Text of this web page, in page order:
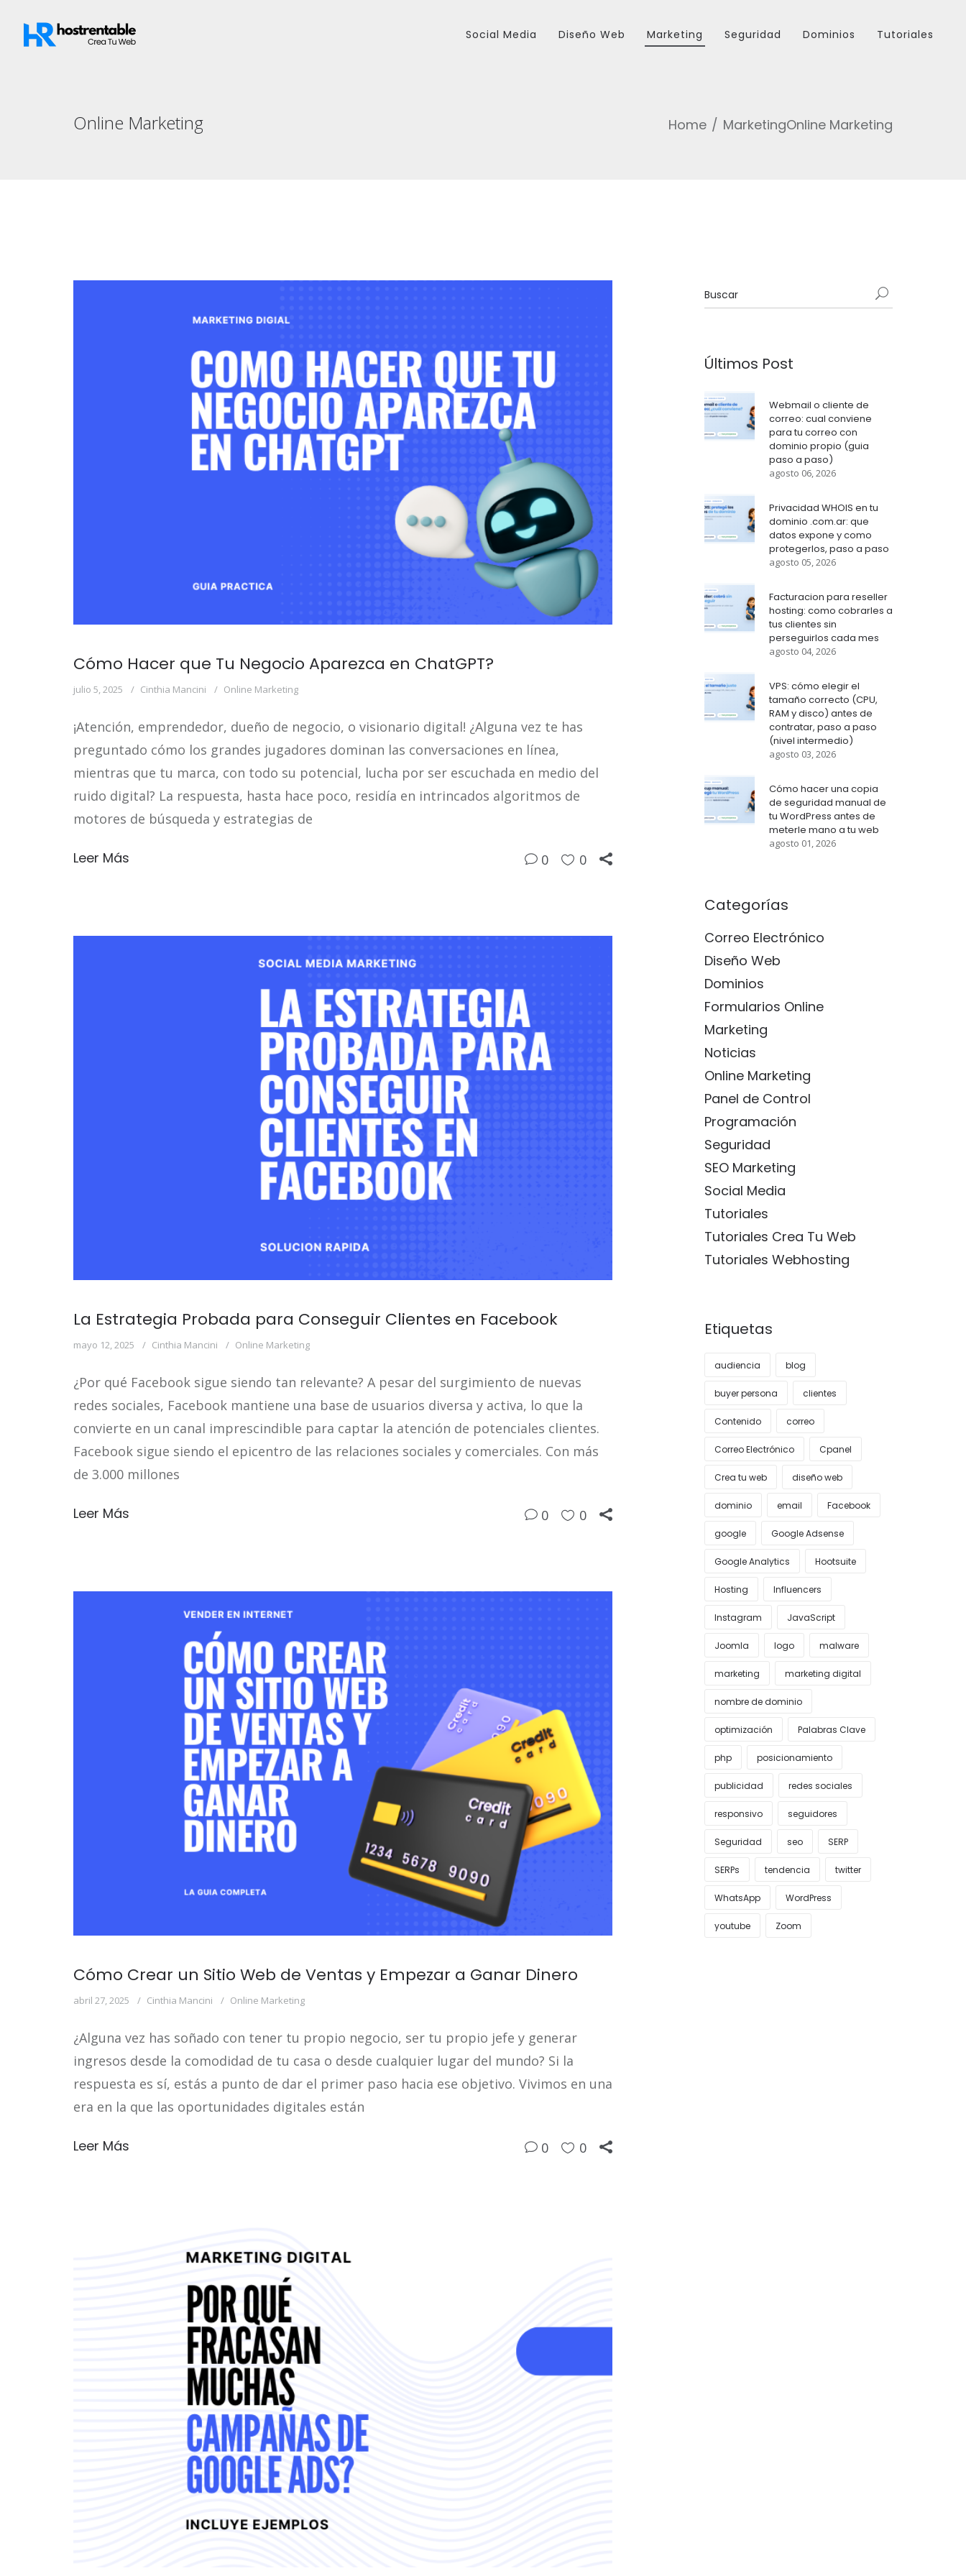
Social Media Diseño Web Marketing Seguridad Dominios Tutoriales
Online Marketing Home MarketingOnline Marketing
Cómo Hacer que Tu Negocio Aparezca en ChatGPT?
julio 5, 2025 Cinthia Mancini Online Marketing
¡Atención, emprendedor, dueño de negocio, o visionario digital! ¿Alguna vez te has
preguntado cómo los grandes jugadores dominan las conversaciones en línea,
mientras que tu marca, con todo su potencial, lucha por ser escuchada en medio del
ruido digital? La respuesta, hasta hace poco, residía en intrincados algoritmos de
motores de búsqueda y estrategias de
Leer Más 0 0
La Estrategia Probada para Conseguir Clientes en Facebook
mayo 12, 2025 Cinthia Mancini Online Marketing
¿Por qué Facebook sigue siendo tan relevante? A pesar del surgimiento de nuevas
redes sociales, Facebook mantiene una base de usuarios diversa y activa, lo que la
convierte en un canal imprescindible para captar la atención de potenciales clientes.
Facebook sigue siendo el epicentro de las relaciones sociales y comerciales. Con más
de 3.000 millones
Leer Más 0 0
Cómo Crear un Sitio Web de Ventas y Empezar a Ganar Dinero
abril 27, 2025 Cinthia Mancini Online Marketing
¿Alguna vez has soñado con tener tu propio negocio, ser tu propio jefe y generar
ingresos desde la comodidad de tu casa o desde cualquier lugar del mundo? Si la
respuesta es sí, estás a punto de dar el primer paso hacia ese objetivo. Vivimos en una
era en la que las oportunidades digitales están
Leer Más 0 0
Últimos Post
Webmail o cliente de
correo: cual conviene
para tu correo con
dominio propio (guia
paso a paso)
agosto 06, 2026
Privacidad WHOIS en tu
dominio .com.ar: que
datos expone y como
protegerlos, paso a paso
agosto 05, 2026
Facturacion para reseller
hosting: como cobrarles a
tus clientes sin
perseguirlos cada mes
agosto 04, 2026
VPS: cómo elegir el
tamaño correcto (CPU,
RAM y disco) antes de
contratar, paso a paso
(nivel intermedio)
agosto 03, 2026
Cómo hacer una copia
de seguridad manual de
tu WordPress antes de
meterle mano a tu web
agosto 01, 2026
Categorías
Correo Electrónico
Diseño Web
Dominios
Formularios Online
Marketing
Noticias
Online Marketing
Panel de Control
Programación
Seguridad
SEO Marketing
Social Media
Tutoriales
Tutoriales Crea Tu Web
Tutoriales Webhosting
Etiquetas
audiencia blog
buyer persona clientes
Contenido correo
Correo Electrónico Cpanel
Crea tu web diseño web
dominio email Facebook
google Google Adsense
Google Analytics Hootsuite
Hosting Influencers
Instagram JavaScript
Joomla logo malware
marketing marketing digital
nombre de dominio
optimización Palabras Clave
php posicionamiento
publicidad redes sociales
responsivo seguidores
Seguridad seo SERP
SERPs tendencia twitter
WhatsApp WordPress
youtube Zoom